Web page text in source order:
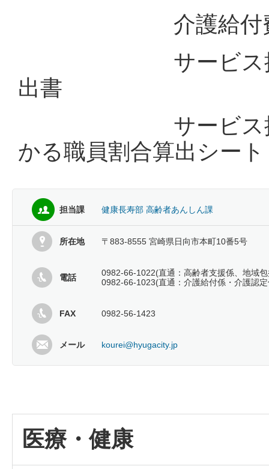
介護給付費算定
サービス提供体
出書
サービス提供体
かる職員割合算出シート
担当課 健康長寿部 高齢者あんしん課
所在地 〒883-8555 宮崎県日向市本町10番5号
電話
0982-66-1022(直通：高齢者支援係、地域
0982-66-1023(直通：介護給付係・介護認
FAX 0982-56-1423
メール kourei@hyugacity.jp
医療・健康